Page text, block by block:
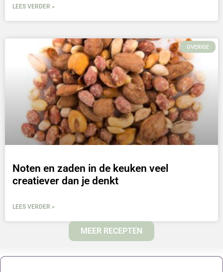
LEES VERDER »
OVERIGE
Noten en zaden in de keuken veel
creatiever dan je denkt
LEES VERDER »
MEER RECEPTEN